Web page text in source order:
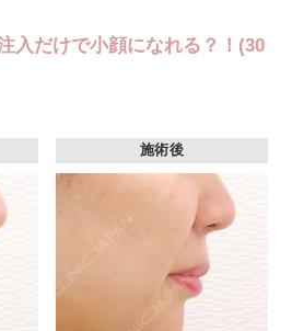
入だけで小顔になれる？！(30
施術後